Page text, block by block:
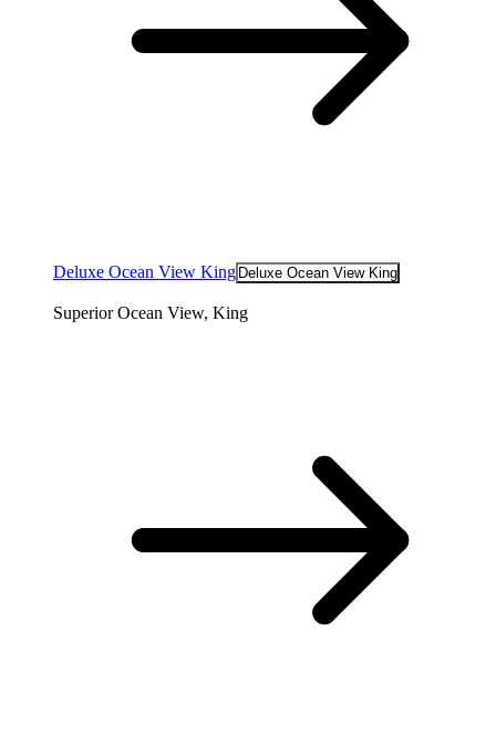
Deluxe Ocean View King Deluxe Ocean View King
Superior Ocean View, King